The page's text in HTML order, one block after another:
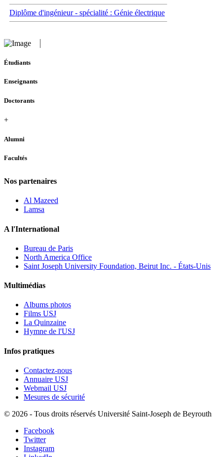
Diplôme d'ingénieur - spécialité : Génie électrique
Étudiants
Enseignants
Doctorants
+
Alumni
Facultés
Nos partenaires
Al Mazeed
Lamsa
A l'International
Bureau de Paris
North America Office
Saint Joseph University Foundation, Beirut Inc. - États-Unis
Multimédias
Albums photos
Films USJ
La Quinzaine
Hymne de l'USJ
Infos pratiques
Contactez-nous
Annuaire USJ
Webmail USJ
Mesures de sécurité
© 2026 - Tous droits réservés Université Saint-Joseph de Beyrouth
Facebook
Twitter
Instagram